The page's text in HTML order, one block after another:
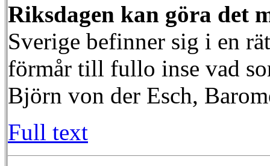
Riksdagen kan göra det
Sverige befinner sig i en
förmår till fullo inse vad
Björn von der Esch,
Full text